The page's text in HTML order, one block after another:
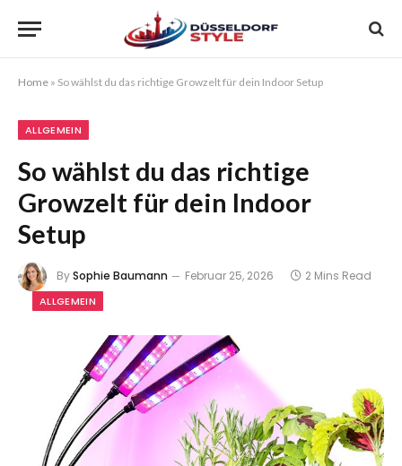
Home » So wählst du das richtige Growzelt für dein Indoor Setup
ALLGEMEIN
So wählst du das richtige
Growzelt für dein Indoor
Setup
BySophie Baumann Februar 25, 2026 2 Mins Read
ALLGEMEIN